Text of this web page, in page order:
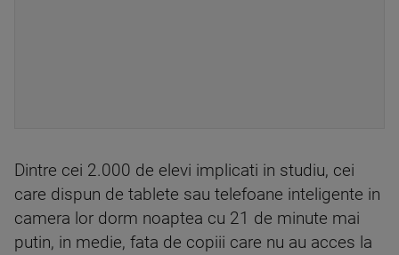
Dintre cei 2.000 de elevi implicati in studiu, cei
care dispun de tablete sau telefoane inteligente in
camera lor dorm noaptea cu 21 de minute mai
putin, in medie, fata de copiii care nu au acces la